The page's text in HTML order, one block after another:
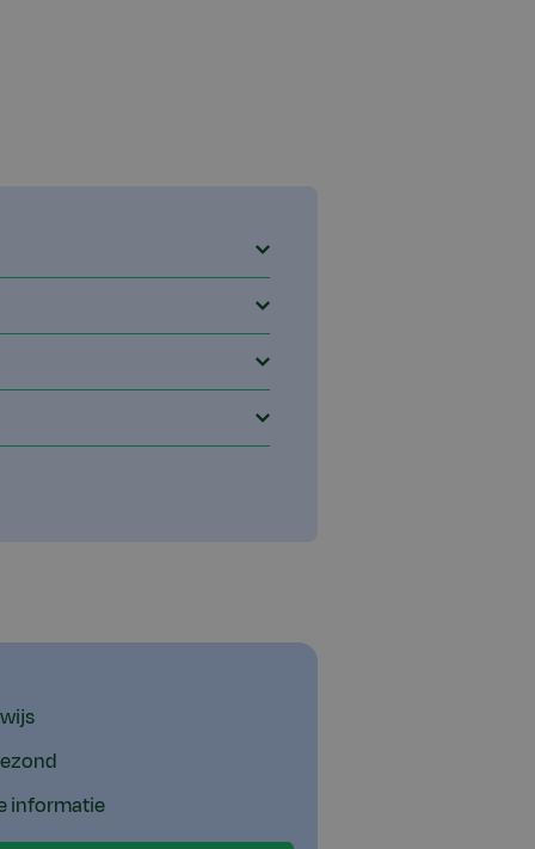
informatie